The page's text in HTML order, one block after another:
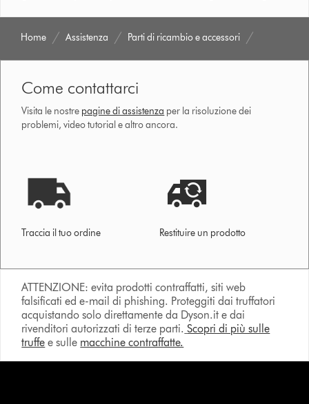
Home Assistenza Parti di ricambio e accessori
Come contattarci
Visita le nostre pagine di assistenza per la risoluzione dei
problemi, video tutorial e altro ancora.
Traccia il tuo ordine Restituire un prodotto
ATTENZIONE: evita prodotti contraffatti, siti web
falsificati ed e-mail di phishing. Proteggiti dai truffatori
acquistando solo direttamente da Dyson.it e dai
rivenditori autorizzati di terze parti. Scopri di più sulle
truffe e sulle macchine contraffatte.